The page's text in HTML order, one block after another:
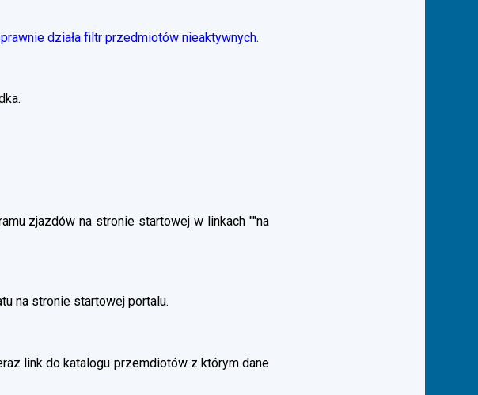
działa filtr przedmiotów nieaktywnych.
zjazdów na stronie startowej w linkach ""na
na stronie startowej portalu.
link do katalogu przemdiotów z którym dane